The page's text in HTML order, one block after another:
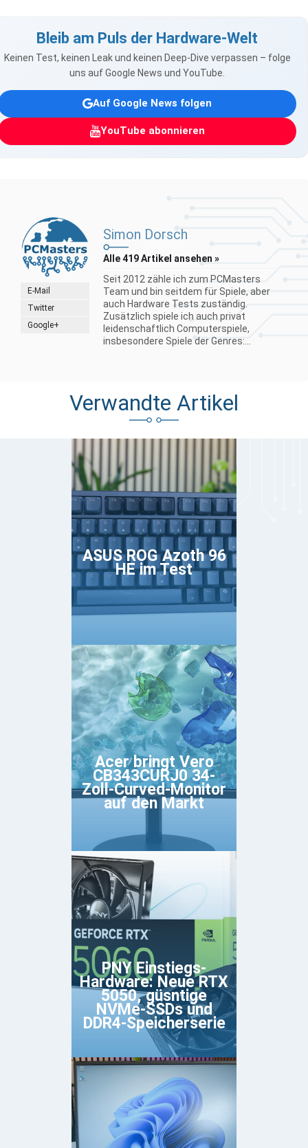
Bleib am Puls der Hardware-Welt
Keinen Test, keinen Leak und keinen Deep-Dive verpassen – folge
uns auf Google News und YouTube.
Auf Google News folgen
YouTube abonnieren
E-Mail
Twitter
Google+
Simon Dorsch
Alle 419 Artikel ansehen »
Seit 2012 zähle ich zum PCMasters
Team und bin seitdem für Spiele, aber
auch Hardware Tests zuständig.
Zusätzlich spiele ich auch privat
leidenschaftlich Computerspiele,
insbesondere Spiele der Genres:...
Verwandte Artikel
ASUS ROG Azoth 96
HE im Test
Acer bringt Vero
CB343CURJ0 34-
Zoll-Curved-Monitor
auf den Markt
PNY Einstiegs-
Hardware: Neue RTX
5050, güsntige
NVMe-SSDs und
DDR4-Speicherserie